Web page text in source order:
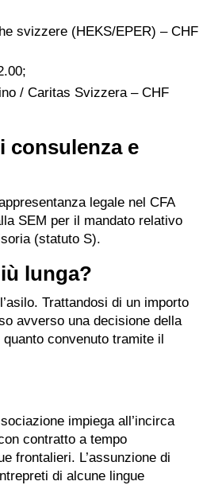
svizzere (HEKS/EPER) – CHF
/ Caritas Svizzera – CHF
consulenza e
legale nel CFA
SEM per il mandato relativo
(statuto S).
lunga?
Trattandosi di un importo
avverso una decisione della
convenuto tramite il
impiega all’incirca
contratto a tempo
frontalieri. L’assunzione di
di alcune lingue